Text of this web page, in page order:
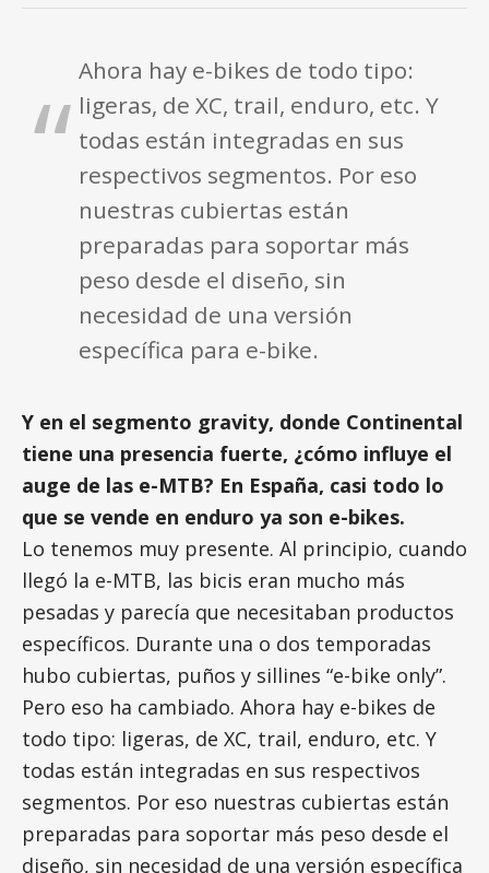
Ahora hay e-bikes de todo tipo:
ligeras, de XC, trail, enduro, etc. Y
todas están integradas en sus
respectivos segmentos. Por eso
nuestras cubiertas están
preparadas para soportar más
peso desde el diseño, sin
necesidad de una versión
específica para e-bike.
Y en el segmento gravity, donde Continental
tiene una presencia fuerte, ¿cómo influye el
auge de las e-MTB? En España, casi todo lo
que se vende en enduro ya son e-bikes.
Lo tenemos muy presente. Al principio, cuando
llegó la e-MTB, las bicis eran mucho más
pesadas y parecía que necesitaban productos
específicos. Durante una o dos temporadas
hubo cubiertas, puños y sillines “e-bike only”.
Pero eso ha cambiado. Ahora hay e-bikes de
todo tipo: ligeras, de XC, trail, enduro, etc. Y
todas están integradas en sus respectivos
segmentos. Por eso nuestras cubiertas están
preparadas para soportar más peso desde el
diseño, sin necesidad de una versión específica